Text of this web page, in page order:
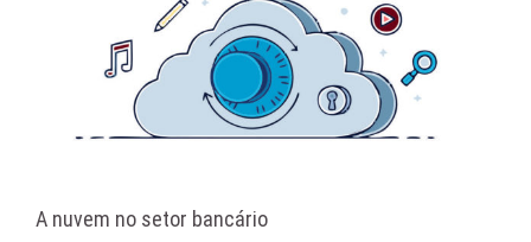
A nuvem no setor bancário